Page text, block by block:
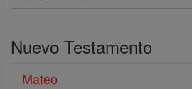
Buscar
Biblia
Nuevo Testamento
Mateo